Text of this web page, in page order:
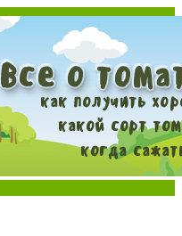
Сорта и рассада.